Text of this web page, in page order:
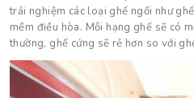
trải nghiệm các loại ghế ngồi như
mềm điều hòa. Mỗi hạng ghế sẽ có
thường, ghế cứng sẽ rẻ hơn so với